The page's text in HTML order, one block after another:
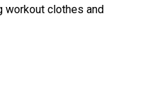
workout clothes and